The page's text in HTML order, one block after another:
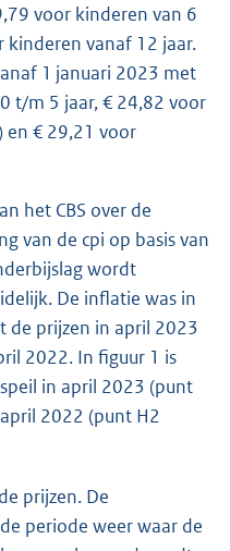
voor kinderen van 6
vanaf 12 jaar.
1 januari 2023 met
t/m 5 jaar, € 24,82 voor
en € 29,21 voor
het CBS over de
van de cpi op basis van
wordt
De inflatie was in
de prijzen in april 2023
2022. In figuur 1 is
in april 2023 (punt
2022 (punt H2
prijzen. De
periode weer waar de